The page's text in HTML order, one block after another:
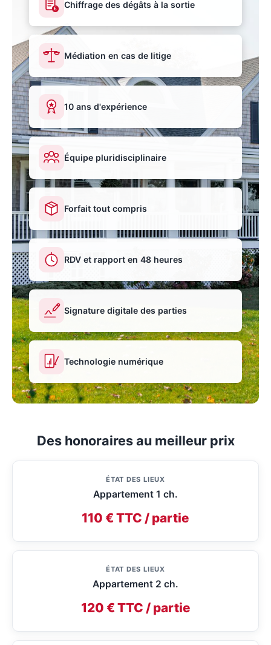
€ Chiffrage des dégâts à la sortie
Médiation en cas de litige
10 ans d'expérience
Équipe pluridisciplinaire
Forfait tout compris
RDV et rapport en 48 heures
Signature digitale des parties
Technologie numérique
Des honoraires au meilleur prix
ÉTAT DES LIEUX
Appartement 1 ch.
110 € TTC / partie
ÉTAT DES LIEUX
Appartement 2 ch.
120 € TTC / partie